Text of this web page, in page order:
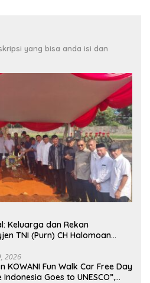
yang bisa anda isi dan
Keluarga dan Rekan
TNI (Purn) CH Halomoan
2026
KOWANI Fun Walk Car Free Day
Indonesia Goes to UNESCO”,